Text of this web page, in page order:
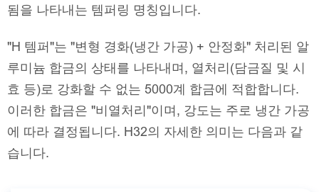
됨을 나타내는 템퍼링 명칭입니다.
"H 템퍼"는 "변형 경화(냉간 가공) + 안정화" 처리된 알
루미늄 합금의 상태를 나타내며, 열처리(담금질 및 시
효 등)로 강화할 수 없는 5000계 합금에 적합합니다.
이러한 합금은 "비열처리"이며, 강도는 주로 냉간 가공
에 따라 결정됩니다. H32의 자세한 의미는 다음과 같
습니다.